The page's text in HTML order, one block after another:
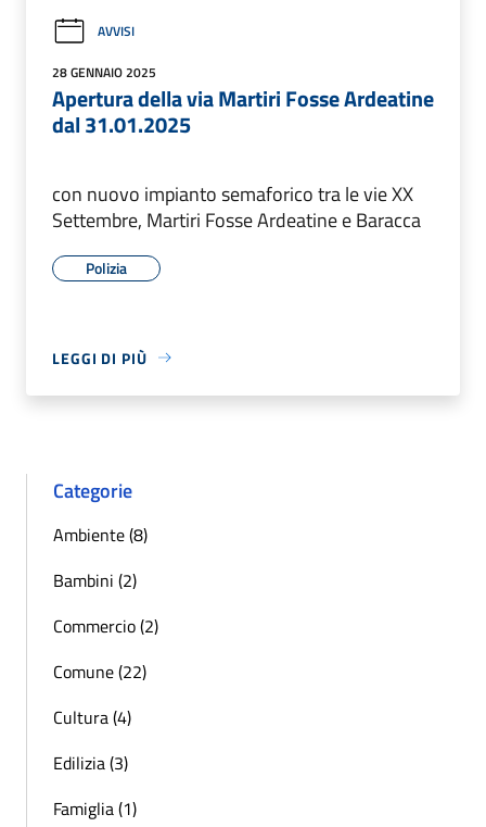
AVVISI
28 GENNAIO 2025
Apertura della via Martiri Fosse Ardeatine
dal 31.01.2025
con nuovo impianto semaforico tra le vie XX
Settembre, Martiri Fosse Ardeatine e Baracca
Polizia
LEGGI DI PIÙ
Categorie
Ambiente (8)
Bambini (2)
Commercio (2)
Comune (22)
Cultura (4)
Edilizia (3)
Famiglia (1)